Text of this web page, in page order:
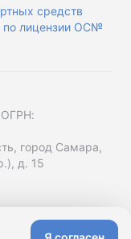
средств
по лицензии ОС№
город Самара,
д. 15